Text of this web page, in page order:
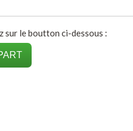
sur le boutton ci-dessous :